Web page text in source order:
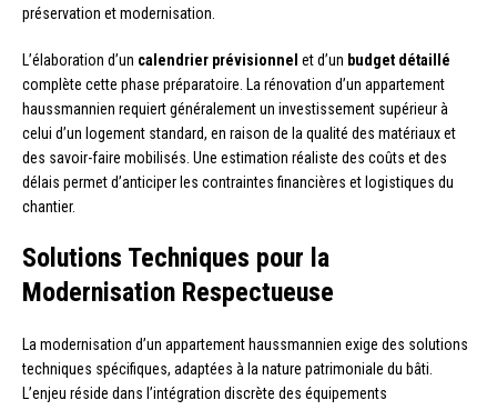
préservation et modernisation.
L’élaboration d’un calendrier prévisionnel et d’un budget détaillé
complète cette phase préparatoire. La rénovation d’un appartement
haussmannien requiert généralement un investissement supérieur à
celui d’un logement standard, en raison de la qualité des matériaux et
des savoir-faire mobilisés. Une estimation réaliste des coûts et des
délais permet d’anticiper les contraintes financières et logistiques du
chantier.
Solutions Techniques pour la
Modernisation Respectueuse
La modernisation d’un appartement haussmannien exige des solutions
techniques spécifiques, adaptées à la nature patrimoniale du bâti.
L’enjeu réside dans l’intégration discrète des équipements